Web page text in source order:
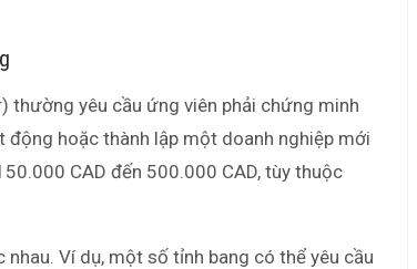
thường yêu cầu ứng viên phải chứng minh
hoặc thành lập một doanh nghiệp mới
CAD đến 500.000 CAD, tùy thuộc
Ví dụ, một số tỉnh bang có thể yêu cầu